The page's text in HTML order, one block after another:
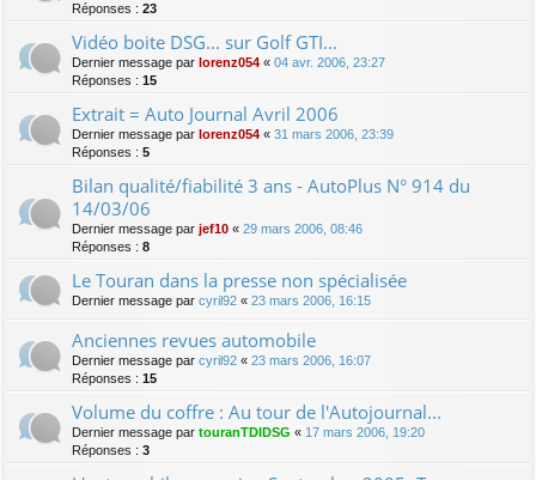
Réponses : 23
Vidéo boite DSG... sur Golf GTI...
Dernier message par lorenz054 « 04 avr. 2006, 23:27
Réponses : 15
Extrait = Auto Journal Avril 2006
Dernier message par lorenz054 « 31 mars 2006, 23:39
Réponses : 5
Bilan qualité/fiabilité 3 ans - AutoPlus N° 914 du
14/03/06
Dernier message par jef10 « 29 mars 2006, 08:46
Réponses : 8
Le Touran dans la presse non spécialisée
Dernier message par cyril92 « 23 mars 2006, 16:15
Anciennes revues automobile
Dernier message par cyril92 « 23 mars 2006, 16:07
Réponses : 15
Volume du coffre : Au tour de l'Autojournal...
Dernier message par touranTDIDSG « 17 mars 2006, 19:20
Réponses : 3